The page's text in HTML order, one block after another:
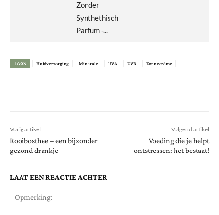
Zonder
Synthethisch
Parfum -...
TAGS Huidverzorging Minerale UVA UVB Zonnecrème
Vorig artikel
Rooibosthee – een bijzonder
gezond drankje
Volgend artikel
Voeding die je helpt
ontstressen: het bestaat!
LAAT EEN REACTIE ACHTER